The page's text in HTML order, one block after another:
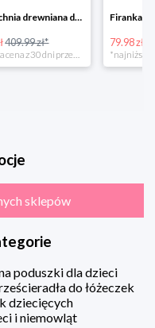
Bino Kuchnia drewniana dla dzieci Provence
409.99 zł* 79.98 zł
sklepów
poduszki dla dzieci
do łóżeczek
dziecięcych
i niemowląt